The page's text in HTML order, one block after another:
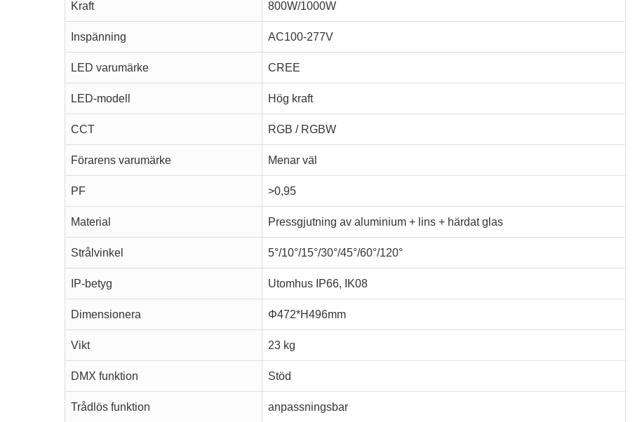
Kraft 800W/1000W
Inspänning AC100-277V
LED varumärke CREE
LED-modell Hög kraft
CCT RGB / RGBW
Förarens varumärke Menar väl
PF >0,95
Material Pressgjutning av aluminium + lins + härdat glas
Strålvinkel 5°/10°/15°/30°/45°/60°/120°
IP-betyg Utomhus IP66, IK08
Dimensionera Φ472*H496mm
Vikt 23 kg
DMX funktion Stöd
Trådlös funktion anpassningsbar